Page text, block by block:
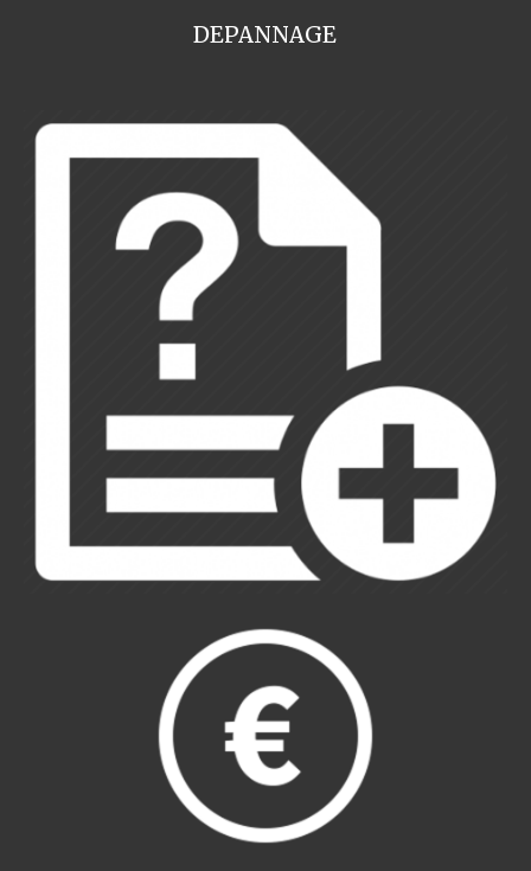
DEPANNAGE